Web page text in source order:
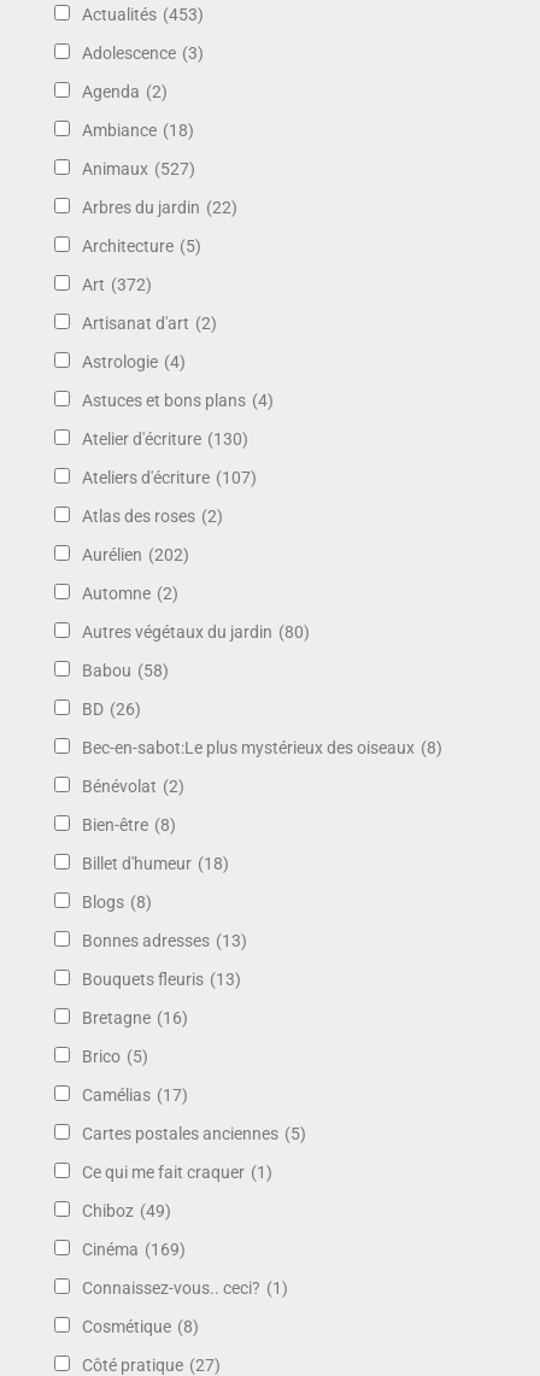
Actualités (453)
Adolescence (3)
Agenda (2)
Ambiance (18)
Animaux (527)
Arbres du jardin (22)
Architecture (5)
Art (372)
Artisanat d'art (2)
Astrologie (4)
Astuces et bons plans (4)
Atelier d'écriture (130)
Ateliers d'écriture (107)
Atlas des roses (2)
Aurélien (202)
Automne (2)
Autres végétaux du jardin (80)
Babou (58)
BD (26)
Bec-en-sabot:Le plus mystérieux des oiseaux (8)
Bénévolat (2)
Bien-être (8)
Billet d'humeur (18)
Blogs (8)
Bonnes adresses (13)
Bouquets fleuris (13)
Bretagne (16)
Brico (5)
Camélias (17)
Cartes postales anciennes (5)
Ce qui me fait craquer (1)
Chiboz (49)
Cinéma (169)
Connaissez-vous.. ceci? (1)
Cosmétique (8)
Côté pratique (27)